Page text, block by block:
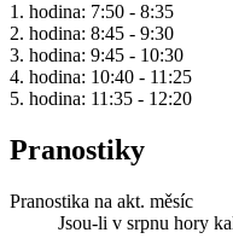
1. hodina: 7:50 - 8:35
2. hodina: 8:45 - 9:30
3. hodina: 9:45 - 10:30
4. hodina: 10:40 - 11:25
5. hodina: 11:35 - 12:20
Pranostiky
Pranostika na akt. měsíc
Jsou-li v srpnu hory